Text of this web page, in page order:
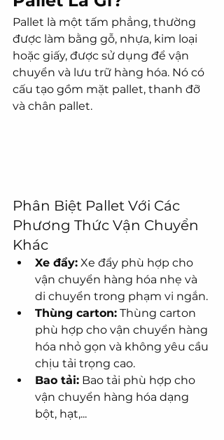
Pallet là một tấm phẳng, thường
được làm bằng gỗ, nhựa, kim loại
hoặc giấy, được sử dụng để vận
chuyển và lưu trữ hàng hóa. Nó có
cấu tạo gồm mặt pallet, thanh đỡ
và chân pallet.
Phân Biệt Pallet Với Các
Phương Thức Vận Chuyển
Khác
Xe đẩy: Xe đẩy phù hợp cho
vận chuyển hàng hóa nhẹ và
di chuyển trong phạm vi ngắn.
Thùng carton: Thùng carton
phù hợp cho vận chuyển hàng
hóa nhỏ gọn và không yêu cầu
chịu tải trọng cao.
Bao tải: Bao tải phù hợp cho
vận chuyển hàng hóa dạng
bột, hạt,...